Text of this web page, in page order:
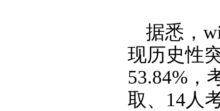
据悉，
现历史性
53.84%，
取、14人